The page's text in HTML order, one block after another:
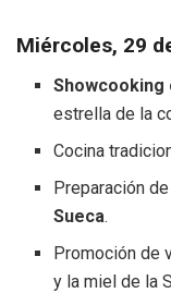
Miércoles, 29
Showcooking
estrella de la
Cocina
Preparación de
Sueca.
Promoción de
y la miel de la